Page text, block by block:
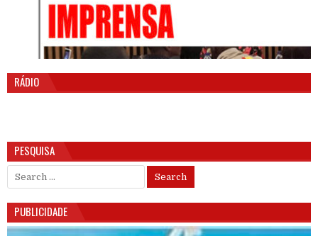
RÁDIO
PESQUISA
Search for:
PUBLICIDADE